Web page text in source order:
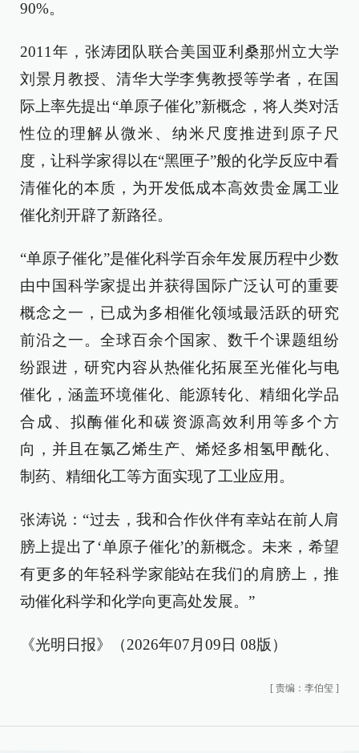
90%。
2011年，张涛团队联合美国亚利桑那州立大学
刘景月教授、清华大学李隽教授等学者，在国
际上率先提出“单原子催化”新概念，将人类对活
性位的理解从微米、纳米尺度推进到原子尺
度，让科学家得以在“黑匣子”般的化学反应中看
清催化的本质，为开发低成本高效贵金属工业
催化剂开辟了新路径。
“单原子催化”是催化科学百余年发展历程中少数
由中国科学家提出并获得国际广泛认可的重要
概念之一，已成为多相催化领域最活跃的研究
前沿之一。全球百余个国家、数千个课题组纷
纷跟进，研究内容从热催化拓展至光催化与电
催化，涵盖环境催化、能源转化、精细化学品
合成、拟酶催化和碳资源高效利用等多个方
向，并且在氯乙烯生产、烯烃多相氢甲酰化、
制药、精细化工等方面实现了工业应用。
张涛说：“过去，我和合作伙伴有幸站在前人肩
膀上提出了‘单原子催化’的新概念。未来，希望
有更多的年轻科学家能站在我们的肩膀上，推
动催化科学和化学向更高处发展。”
《光明日报》（2026年07月09日 08版）
[ 责编：李伯玺 ]